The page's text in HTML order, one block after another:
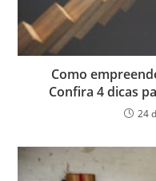
Como
Confira 4 dicas
24